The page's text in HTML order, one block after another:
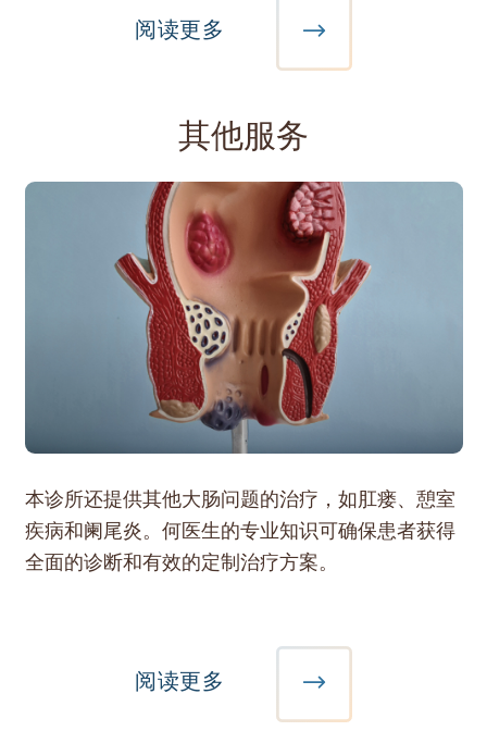
阅读更多
其他服务
本诊所还提供其他大肠问题的治疗，如肛瘘、憩室
疾病和阑尾炎。何医生的专业知识可确保患者获得
全面的诊断和有效的定制治疗方案。
阅读更多